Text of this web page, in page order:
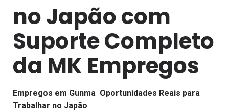
no Japão com
Suporte Completo
da MK Empregos
Empregos em Gunma Oportunidades Reais para
Trabalhar no Japão